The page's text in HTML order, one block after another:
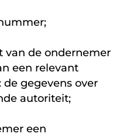
van de ondernemer
een relevant
gegevens over
autoriteit;
een